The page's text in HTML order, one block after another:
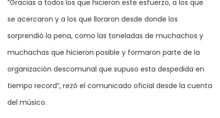
“Gracias a todos los que hicieron este esfuerzo, a los que
se acercaron y a los que lloraron desde donde los
sorprendió la pena, como las toneladas de muchachos y
muchachas que hicieron posible y formaron parte de la
organización descomunal que supuso esta despedida en
tiempo record”, rezó el comunicado oficial desde la cuenta
del músico.